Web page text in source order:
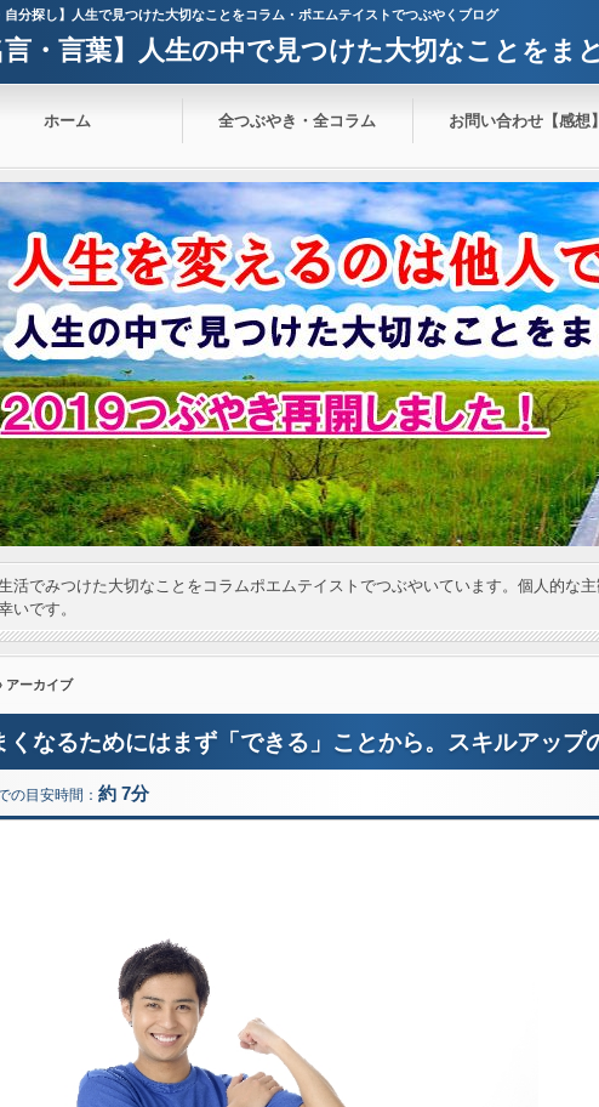
自分探し】人生で見つけた大切なことをコラム・ポエムテイストでつぶやくブログ
言・言葉】人生の中で見つけた大切なことをま
ホーム 全つぶやき・全コラム お問い合わせ【感想】
活でみつけた大切なことをコラムポエムテイストでつぶやいています。個人的な
いです。
アーカイブ
くなるためにはまず「できる」ことから。スキルアップ
の目安時間： 約 7分